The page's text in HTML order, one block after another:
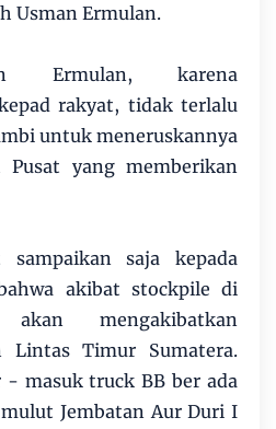
Usman Ermulan.
Ermulan, karena
rakyat, tidak terlalu
untuk meneruskannya
Pusat yang memberikan
sampaikan saja kepada
akibat stockpile di
mengakibatkan
Lintas Timur Sumatera.
masuk truck BB ber ada
Jembatan Aur Duri I